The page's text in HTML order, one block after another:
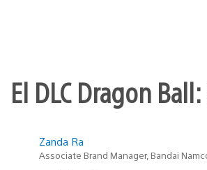
El DLC Dragon
Zanda Ra
Associate Brand Manager, Bandai